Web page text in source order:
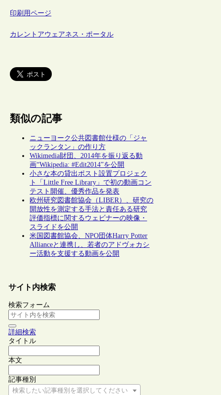
印刷用ページ
カレントアウェアネス・ポータル
類似の記事
ニューヨーク公共図書館仕様の「ジャ
ックランタン」の作り方
Wikimedia財団、2014年を振り返る動
画“Wikipedia: #Edit2014”を公開
小さな本の貸出ポスト設置プロジェク
ト「Little Free Library」で初の動画コン
テスト開催、優秀作品を発表
欧州研究図書館協会（LIBER）、研究の
開放性を測定する手法と責任ある研究
評価指標に関するウェビナーの映像・
スライドを公開
米国図書館協会、NPO団体Harry Potter
Allianceと連携し、若者のアドヴォカシ
ー活動を支援する動画を公開
サイト内検索
検索フォーム
詳細検索
タイトル
本文
記事種別
検索したい記事種別を選択してください